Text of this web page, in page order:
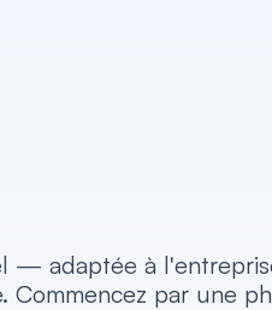
— adaptée à
par une